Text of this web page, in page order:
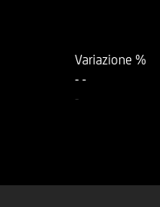
Variazione %
--
-